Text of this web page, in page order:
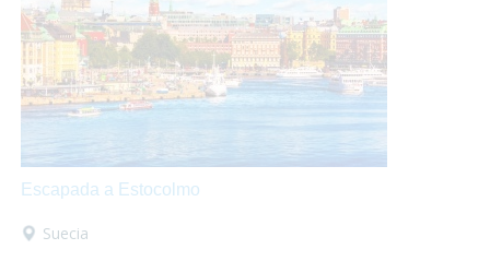
que escápate a conocer Praga, en el corazón de Europa
¡Sólo disfruta!
Escapada a Estocolmo
Suecia